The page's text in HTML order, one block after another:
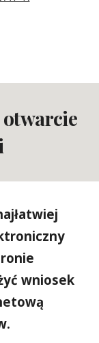
otwarcie
wniosek